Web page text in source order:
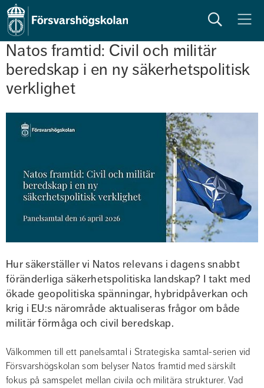
Sök Meny
Natos framtid: Civil och militär
beredskap i en ny säkerhetspolitisk
verklighet
Hur säkerställer vi Natos relevans i dagens snabbt
föränderliga säkerhetspolitiska landskap? I takt med
ökade geopolitiska spänningar, hybridpåverkan och
krig i EU:s närområde aktualiseras frågor om både
militär förmåga och civil beredskap.
Välkommen till ett panelsamtal i Strategiska samtal-serien vid
Försvarshögskolan som belyser Natos framtid med särskilt
fokus på samspelet mellan civila och militära strukturer. Vad